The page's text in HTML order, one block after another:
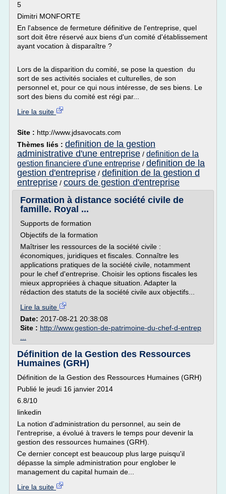
5
Dimitri MONFORTE
En l'absence de fermeture définitive de l'entreprise, quel
sort doit être réservé aux biens d'un comité d'établissement
ayant vocation à disparaître ?
Lors de la disparition du comité, se pose la question du
sort de ses activités sociales et culturelles, de son
personnel et, pour ce qui nous intéresse, de ses biens. Le
sort des biens du comité est régi par...
Lire la suite
Site : http://www.jdsavocats.com
Thèmes liés : definition de la gestion
administrative d'une entreprise / definition de la
gestion financiere d'une entreprise / definition de la
gestion d'entreprise / definition de la gestion d
entreprise / cours de gestion d'entreprise
Formation à distance société civile de
famille. Royal ...
Supports de formation
Objectifs de la formation
Maîtriser les ressources de la société civile :
économiques, juridiques et fiscales. Connaître les
applications pratiques de la société civile, notamment
pour le chef d'entreprise. Choisir les options fiscales les
mieux appropriées à chaque situation. Adapter la
rédaction des statuts de la société civile aux objectifs...
Lire la suite
Date: 2017-08-21 20:38:08
Site : http://www.gestion-de-patrimoine-du-chef-d-entrep
Définition de la Gestion des Ressources
Humaines (GRH)
Définition de la Gestion des Ressources Humaines (GRH)
Publié le jeudi 16 janvier 2014
6.8/10
linkedin
La notion d'administration du personnel, au sein de
l'entreprise, a évolué à travers le temps pour devenir la
gestion des ressources humaines (GRH).
Ce dernier concept est beaucoup plus large puisqu'il
dépasse la simple administration pour englober le
management du capital humain de...
Lire la suite